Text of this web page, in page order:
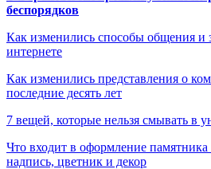
беспорядков
Как изменились способы общения
интернете
Как изменились представления о
последние десять лет
7 вещей, которые нельзя смывать в
Что входит в оформление памятника
надпись, цветник и декор